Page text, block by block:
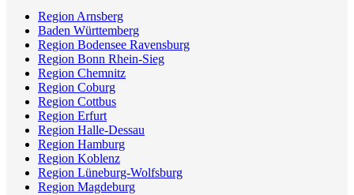
Region Arnsberg
Baden Württemberg
Region Bodensee Ravensburg
Region Bonn Rhein-Sieg
Region Chemnitz
Region Coburg
Region Cottbus
Region Erfurt
Region Halle-Dessau
Region Hamburg
Region Koblenz
Region Lüneburg-Wolfsburg
Region Magdeburg